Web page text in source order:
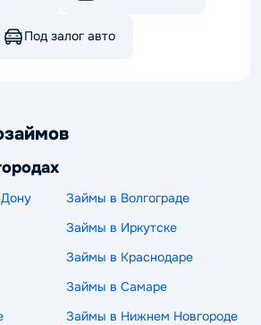
Под залог авто
Займы в Волгограде
Займы в Иркутске
Займы в Краснодаре
Займы в Самаре
Займы в Нижнем Новгороде